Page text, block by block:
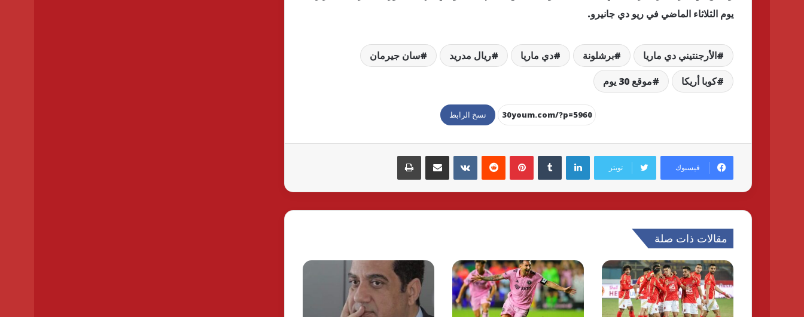
يوم الثلاثاء الماضي في ريو دي جانيرو.
الأرجنتيني دي ماريا برشلونة دي ماريا ريال مدريد
سان جيرمان
كوبا أريكا
موقع 30 يوم
نسخ الرابط
فيسبوك تويتر
لينكدإن بينتيريست مشاركة عبر البريد طباعة
مقالات ذات صلة